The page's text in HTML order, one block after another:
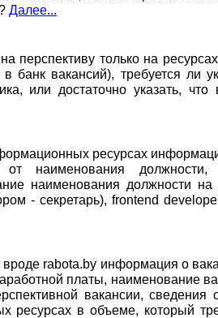
Далее...
перспективу только на
вакансий), требуется ли
или достаточно указать, что
ресурсах
наименования должности,
наименования должности на
- секретарь), frontend
rabota.by информация о
платы, наименование
вакансии, сведения
ресурсах в объеме, который